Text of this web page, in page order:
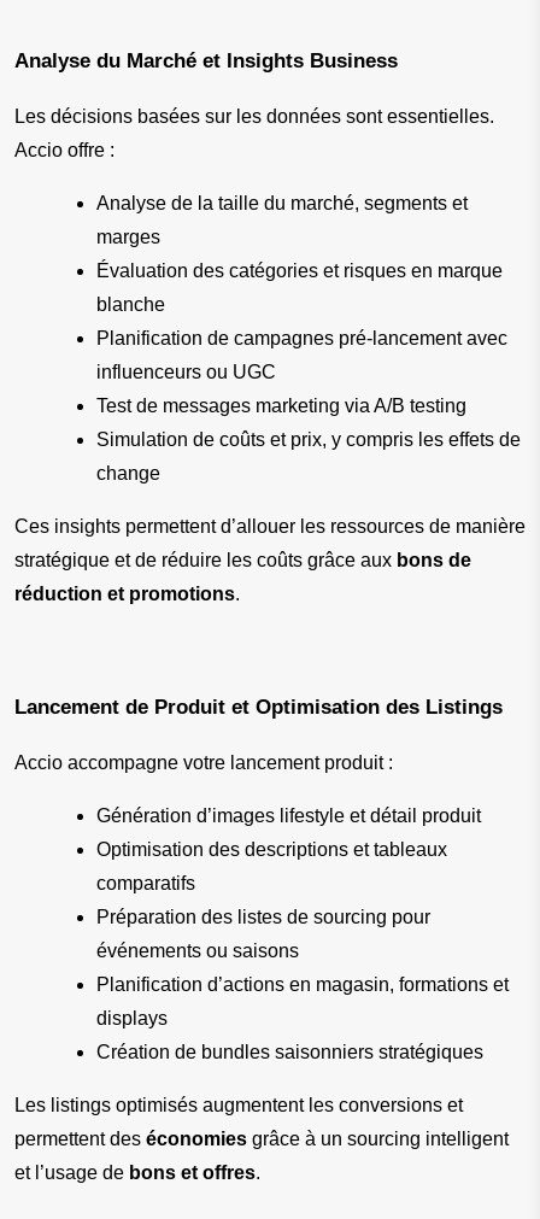
Analyse du Marché et Insights Business
Les décisions basées sur les données sont essentielles.
Accio offre :
Analyse de la taille du marché, segments et
marges
Évaluation des catégories et risques en marque
blanche
Planification de campagnes pré-lancement avec
influenceurs ou UGC
Test de messages marketing via A/B testing
Simulation de coûts et prix, y compris les effets de
change
Ces insights permettent d’allouer les ressources de manière
stratégique et de réduire les coûts grâce aux bons de
réduction et promotions.
Lancement de Produit et Optimisation des Listings
Accio accompagne votre lancement produit :
Génération d’images lifestyle et détail produit
Optimisation des descriptions et tableaux
comparatifs
Préparation des listes de sourcing pour
événements ou saisons
Planification d’actions en magasin, formations et
displays
Création de bundles saisonniers stratégiques
Les listings optimisés augmentent les conversions et
permettent des économies grâce à un sourcing intelligent
et l’usage de bons et offres.